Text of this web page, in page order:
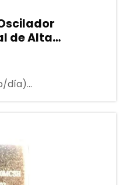
de Alta
día)